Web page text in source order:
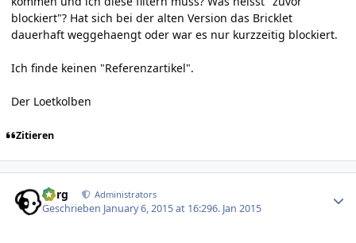
blockiert"? Hat sich bei der alten Version das Bricklet
dauerhaft weggehaengt oder war es nur kurzzeitig blockiert.
Ich finde keinen "Referenzartikel".
Der Loetkolben
Zitieren
borg Administrators
Geschrieben January 6, 2015 at 16:296. Jan 2015